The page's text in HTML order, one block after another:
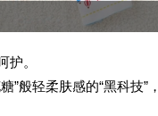
护。
”般轻柔肤感的“黑科技”